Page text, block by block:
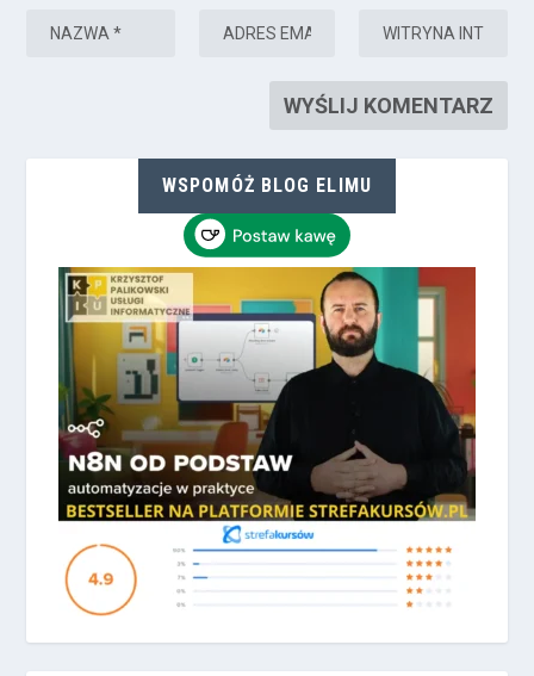
WSPOMÓŻ BLOG ELIMU